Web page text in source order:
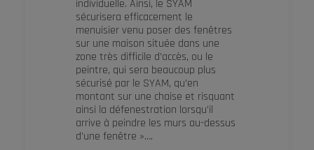
individuelle. Ainsi, le SYAM
sécurisera efficacement le
menuisier venu poser des fenêtres
sur une maison située dans une
zone très difficile d’accès, ou le
peintre, qui sera beaucoup plus
sécurisé par le SYAM, qu’en
montant sur une chaise et risquant
ainsi la défenestration lorsqu’il
arrive à peindre les murs au-dessus
d’une fenêtre »….